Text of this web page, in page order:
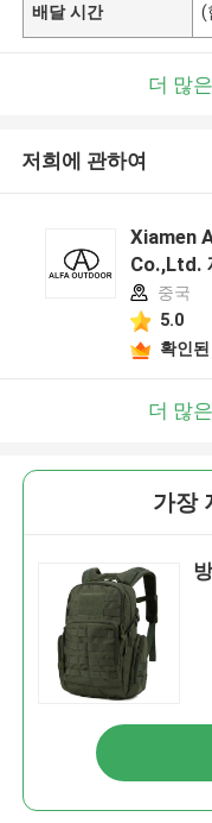
배달 시간 (
더 많
저희에 관하여
Xiamen
Co.,Ltd.
중국
5.0
확인
더 많
가장